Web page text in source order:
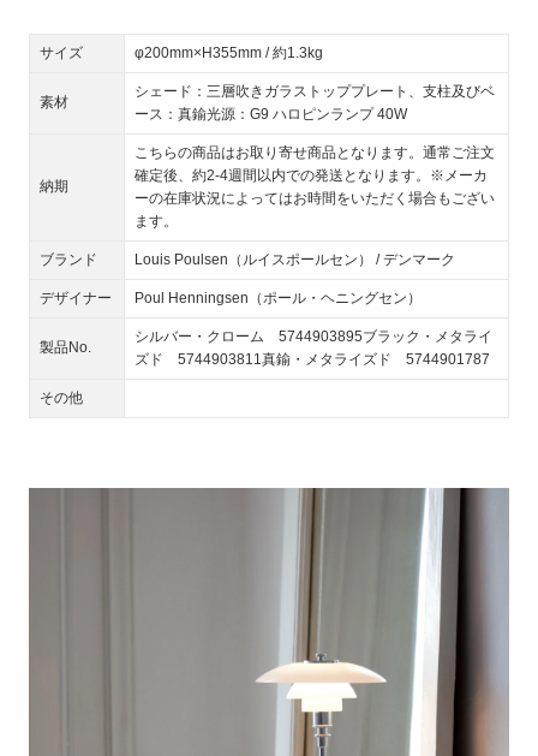
サイズ φ200mm×H355mm / 約1.3kg
素材
シェード：三層吹きガラストッププレート、支柱及びベ
ース：真鍮光源：G9 ハロピンランプ 40W
納期
こちらの商品はお取り寄せ商品となります。通常ご注文
確定後、約2-4週間以内での発送となります。※メーカ
ーの在庫状況によってはお時間をいただく場合もござい
ます。
ブランド Louis Poulsen（ルイスポールセン） / デンマーク
デザイナー Poul Henningsen（ポール・ヘニングセン）
製品No.
シルバー・クローム 5744903895ブラック・メタライ
ズド 5744903811真鍮・メタライズド 5744901787
その他